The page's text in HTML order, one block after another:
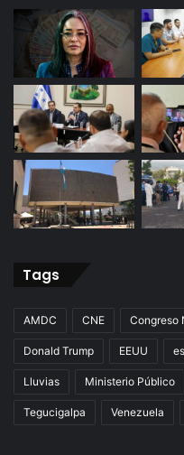
Tags
AMDC CNE Congreso
Donald Trump EEUU
Lluvias Ministerio Público
Tegucigalpa Venezuela